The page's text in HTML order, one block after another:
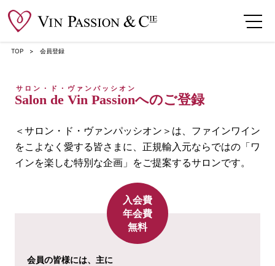
TOP 会員登録
Salon de Vin Passion
サロン・ド・ヴァンパッシオン
へのご登録
＜サロン・ド・ヴァンパッシオン＞は、ファインワイン
をこよなく愛する皆さまに、正規輸入元ならではの「ワ
インを楽しむ特別な企画」をご提案するサロンです。
会員の皆様には、主に
入会費
年会費
無料